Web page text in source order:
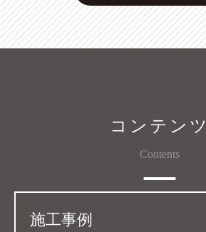
Email
共
コンテンツ
Contents
施工事例